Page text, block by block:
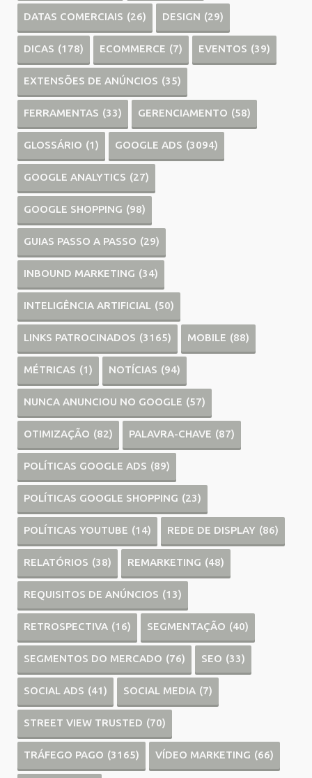
DATAS COMERCIAIS (26) DESIGN (29)
DICAS (178) ECOMMERCE (7) EVENTOS (39)
EXTENSÕES DE ANÚNCIOS (35)
FERRAMENTAS (33) GERENCIAMENTO (58)
GLOSSÁRIO (1) GOOGLE ADS (3094)
GOOGLE ANALYTICS (27)
GOOGLE SHOPPING (98)
GUIAS PASSO A PASSO (29)
INBOUND MARKETING (34)
INTELIGÊNCIA ARTIFICIAL (50)
LINKS PATROCINADOS (3165) MOBILE (88)
MÉTRICAS (1) NOTÍCIAS (94)
NUNCA ANUNCIOU NO GOOGLE (57)
OTIMIZAÇÃO (82) PALAVRA-CHAVE (87)
POLÍTICAS GOOGLE ADS (89)
POLÍTICAS GOOGLE SHOPPING (23)
POLÍTICAS YOUTUBE (14) REDE DE DISPLAY (86)
RELATÓRIOS (38) REMARKETING (48)
REQUISITOS DE ANÚNCIOS (13)
RETROSPECTIVA (16) SEGMENTAÇÃO (40)
SEGMENTOS DO MERCADO (76) SEO (33)
SOCIAL ADS (41) SOCIAL MEDIA (7)
STREET VIEW TRUSTED (70)
TRÁFEGO PAGO (3165) VÍDEO MARKETING (66)